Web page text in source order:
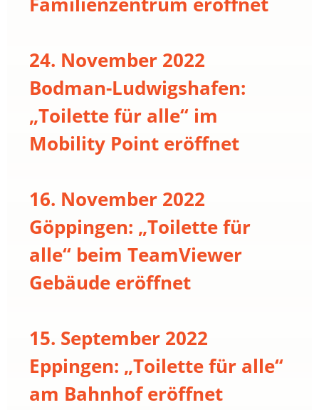
24. November 2022
Bodman-Ludwigshafen:
„Toilette für alle“ im
Mobility Point eröffnet
16. November 2022
Göppingen: „Toilette für
alle“ beim TeamViewer
Gebäude eröffnet
15. September 2022
Eppingen: „Toilette für alle“
am Bahnhof eröffnet